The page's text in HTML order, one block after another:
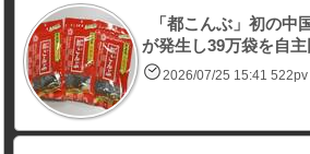
「都こんぶ」初の
が発生し39万袋を自主
2026/07/25 15:41 522pv